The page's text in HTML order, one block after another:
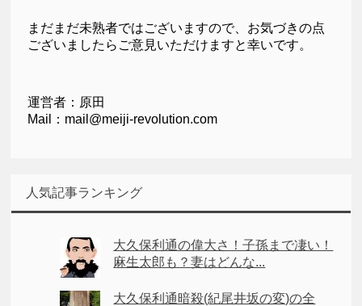
まだまだ未熟者ではございますので、お気づきの点
ございましたらご意見いただけますと幸いです。
運営者：原田
Mail：mail@meiji-revolution.com
人気記事ランキング
大久保利通の偉大さ！子孫まで凄い！
麻生太郎も？妻はどんな...
大久保利通暗殺(紀尾井坂の変)の全